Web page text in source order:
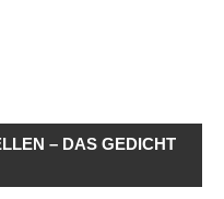
– DAS GEDICHT